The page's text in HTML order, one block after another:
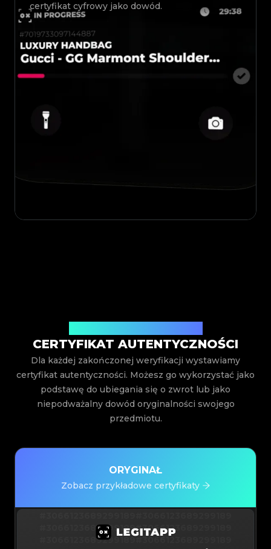
certyfikat cyfrowy jako dowód.
CERTYFIKAT AUTENTYCZNOŚCI
Dla każdej zakończonej weryfikacji wystawiamy
certyfikat autentyczności. Możesz go wykorzystać jako
podstawę do ubiegania się o zwrot lub jako
niepodważalny dowód oryginalności swojego
przedmiotu.
ORYGINAŁ
Zobacz przykładowe certyfikaty
#3066123689299189#3066123689299189
#3066123689299189#3066123689299189